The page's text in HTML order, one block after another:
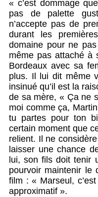
« c’est dommage
pas de palette
n’accepte pas de
durant les
domaine pour ne
même pas attaché à
Bordeaux avec sa
plus. Il lui dit même
insinué qu’il est la
de sa mère, « Ça ne
moi comme ça,
tu partes pour ton
certain moment que
relient. Il ne
laisser une chance
lui, son fils doit tenir
pourvoir maintenir le
film : « Marseul,
approximatif ».